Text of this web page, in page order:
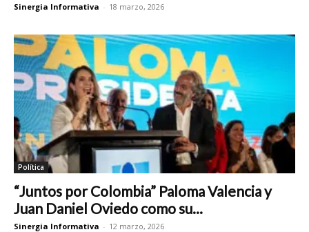
Sinergia Informativa - 18 marzo, 2026
Política
“Juntos por Colombia” Paloma Valencia y
Juan Daniel Oviedo como su...
Sinergia Informativa - 12 marzo, 2026